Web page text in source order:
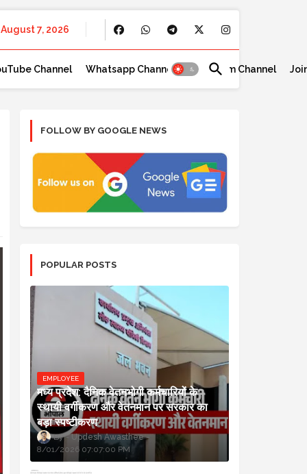
August 7, 2026
Channel Whatsapp Channel Telegram Channel
FOLLOW BY GOOGLE NEWS
POPULAR POSTS
EMPLOYEE
मध्य प्रदेश: दैनिक वेतनभोगी कर्मचारियों के
स्थायी वर्गीकरण और वेतनमान पर सरकार का
बड़ा स्पष्टीकरण
Updesh Awasthee
8/01/2026 07:07:00 PM